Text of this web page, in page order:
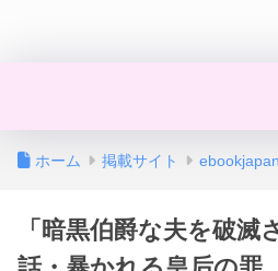
ホーム 掲載サイト ebookjapan
「暗黒伯爵な夫を破滅